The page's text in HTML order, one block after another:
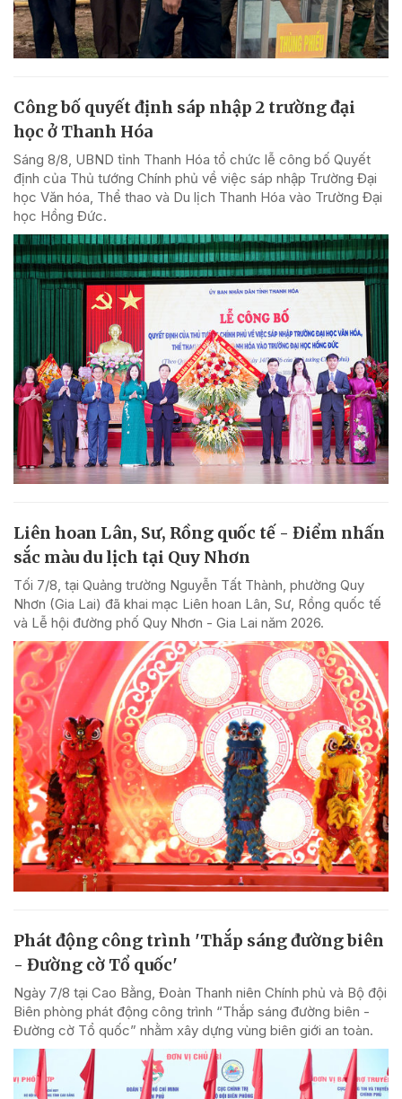
Công bố quyết định sáp nhập 2 trường đại
học ở Thanh Hóa
Sáng 8/8, UBND tỉnh Thanh Hóa tổ chức lễ công bố Quyết
định của Thủ tướng Chính phủ về việc sáp nhập Trường Đại
học Văn hóa, Thể thao và Du lịch Thanh Hóa vào Trường Đại
học Hồng Đức.
Liên hoan Lân, Sư, Rồng quốc tế - Điểm nhấn
sắc màu du lịch tại Quy Nhơn
Tối 7/8, tại Quảng trường Nguyễn Tất Thành, phường Quy
Nhơn (Gia Lai) đã khai mạc Liên hoan Lân, Sư, Rồng quốc tế
và Lễ hội đường phố Quy Nhơn - Gia Lai năm 2026.
Phát động công trình 'Thắp sáng đường biên
- Đường cờ Tổ quốc'
Ngày 7/8 tại Cao Bằng, Đoàn Thanh niên Chính phủ và Bộ đội
Biên phòng phát động công trình “Thắp sáng đường biên -
Đường cờ Tổ quốc” nhằm xây dựng vùng biên giới an toàn.